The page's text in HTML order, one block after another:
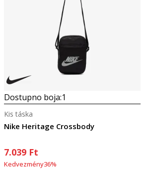
Dostupno boja:1
Nike Heritage Crossbody
Kis táska
7.039 Ft
Kedvezmény36%